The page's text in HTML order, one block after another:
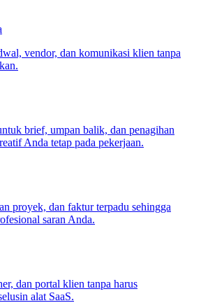
vendor, dan komunikasi klien tanpa
brief, umpan balik, dan penagihan
Anda tetap pada pekerjaan.
proyek, dan faktur terpadu sehingga
saran Anda.
dan portal klien tanpa harus
alat SaaS.